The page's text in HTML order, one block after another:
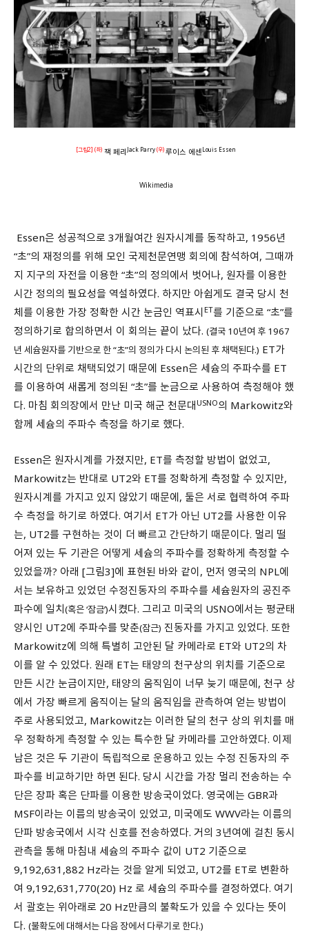
[그림2] (좌) 잭 페리 Jack Parry(우)루이스 에센 Louis Essen
Wikimedia
Essen은 성공적으로 3개월여간 원자시계를 동작하고, 1956년
“초”의 재정의를 위해 모인 국제천문연맹 회의에 참석하여, 그때까
지 지구의 자전을 이용한 “초”의 정의에서 벗어나, 원자를 이용한
시간 정의의 필요성을 역설하였다. 하지만 아쉽게도 결국 당시 천
체를 이용한 가장 정확한 시간 눈금인 역표시ET를 기준으로 “초”를
정의하기로 합의하면서 이 회의는 끝이 났다. (결국 10년여 후 1967
년 세슘원자를 기반으로 한 “초”의 정의가 다시 논의된 후 채택된다.) ET가
시간의 단위로 채택되었기 때문에 Essen은 세슘의 주파수를 ET
를 이용하여 새롭게 정의된 “초”를 눈금으로 사용하여 측정해야 했
다. 마침 회의장에서 만난 미국 해군 천문대USNO의 Markowitz와
함께 세슘의 주파수 측정을 하기로 했다.
Essen은 원자시계를 가졌지만, ET를 측정할 방법이 없었고,
Markowitz는 반대로 UT2와 ET를 정확하게 측정할 수 있지만,
원자시계를 가지고 있지 않았기 때문에, 둘은 서로 협력하여 주파
수 측정을 하기로 하였다. 여기서 ET가 아닌 UT2를 사용한 이유
는, UT2를 구현하는 것이 더 빠르고 간단하기 때문이다. 멀리 떨
어져 있는 두 기관은 어떻게 세슘의 주파수를 정확하게 측정할 수
있었을까? 아래 [그림3]에 표현된 바와 같이, 먼저 영국의 NPL에
서는 보유하고 있었던 수정진동자의 주파수를 세슘원자의 공진주
파수에 일치(혹은 ‘잠금’)시켰다. 그리고 미국의 USNO에서는 평균태
양시인 UT2에 주파수를 맞춘(잠근) 진동자를 가지고 있었다. 또한
Markowitz에 의해 특별히 고안된 달 카메라로 ET와 UT2의 차
이를 알 수 있었다. 원래 ET는 태양의 천구상의 위치를 기준으로
만든 시간 눈금이지만, 태양의 움직임이 너무 늦기 때문에, 천구 상
에서 가장 빠르게 움직이는 달의 움직임을 관측하여 얻는 방법이
주로 사용되었고, Markowitz는 이러한 달의 천구 상의 위치를 매
우 정확하게 측정할 수 있는 특수한 달 카메라를 고안하였다. 이제
남은 것은 두 기관이 독립적으로 운용하고 있는 수정 진동자의 주
파수를 비교하기만 하면 된다. 당시 시간을 가장 멀리 전송하는 수
단은 장파 혹은 단파를 이용한 방송국이었다. 영국에는 GBR과
MSF이라는 이름의 방송국이 있었고, 미국에도 WWV라는 이름의
단파 방송국에서 시각 신호를 전송하였다. 거의 3년여에 걸친 동시
관측을 통해 마침내 세슘의 주파수 값이 UT2 기준으로
9,192,631,882 Hz라는 것을 알게 되었고, UT2를 ET로 변환하
여 9,192,631,770(20) Hz 로 세슘의 주파수를 결정하였다. 여기
서 괄호는 위아래로 20 Hz만큼의 불확도가 있을 수 있다는 뜻이
다. (불확도에 대해서는 다음 장에서 다루기로 한다.)